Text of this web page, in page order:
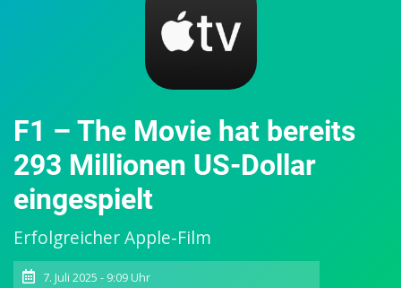
F1 – The Movie hat bereits
293 Millionen US-Dollar
eingespielt
Erfolgreicher Apple-Film
7. Juli 2025 - 9:09 Uhr